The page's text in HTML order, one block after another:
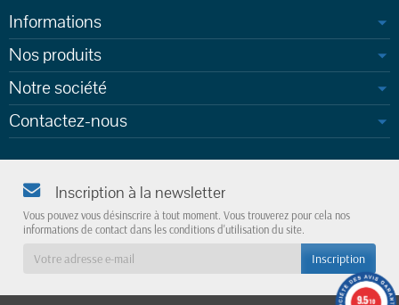
Informations
Nos produits
Notre société
Contactez-nous
Inscription à la newsletter
Vous pouvez vous désinscrire à tout moment. Vous trouverez pour cela nos
informations de contact dans les conditions d'utilisation du site.
9.5/10